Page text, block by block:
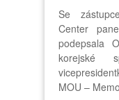
Se
Center
podepsala
korejské
MOU –